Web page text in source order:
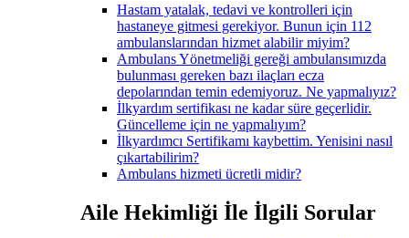
Hastam yatalak, tedavi ve kontrolleri için
hastaneye gitmesi gerekiyor. Bunun için 112
ambulanslarından hizmet alabilir miyim?
Ambulans Yönetmeliği gereği ambulansımızda
bulunması gereken bazı ilaçları ecza
depolarından temin edemiyoruz. Ne yapmalıyız?
İlkyardım sertifikası ne kadar süre geçerlidir.
Güncelleme için ne yapmalıyım?
İlkyardımcı Sertifikamı kaybettim. Yenisini nasıl
çıkartabilirim?
Ambulans hizmeti ücretli midir?
Aile Hekimliği İle İlgili Sorular